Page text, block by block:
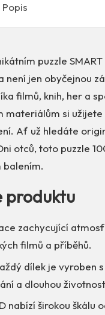
Popis
puzzle SMART
není jen obyčejnou
filmů, knih, her a
si
Ať už hledáte
otců, toto puzzle
balením.
produktu
zachycující
filmů a příběhů.
dílek je vyroben
a dlouhou
nabízí širokou škálu